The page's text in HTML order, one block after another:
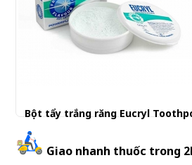
Bột tẩy trắng răng Eucryl
55.000 đ
Giao nhanh thuốc trong